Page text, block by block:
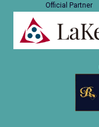
Official Partner